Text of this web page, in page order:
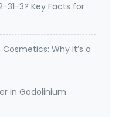
31-3? Key Facts for
Cosmetics: Why It’s a
in Gadolinium